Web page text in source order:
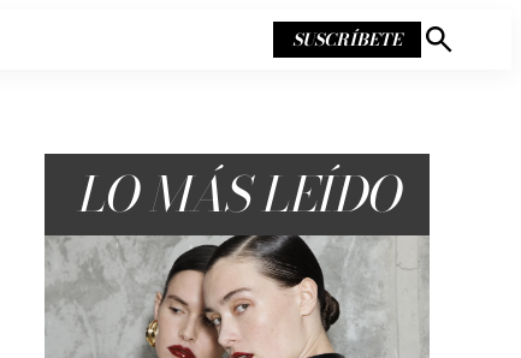
SUSCRÍBETE
Mostrar
LO MÁS LEÍDO